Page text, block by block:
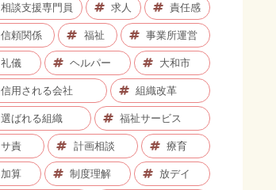
相談支援専門員 求人 責任感
信頼関係 福祉 事業所運営
礼儀 ヘルパー 大和市
信用される会社 組織改革
選ばれる組織 福祉サービス
サ責 計画相談 療育
加算 制度理解 放デイ